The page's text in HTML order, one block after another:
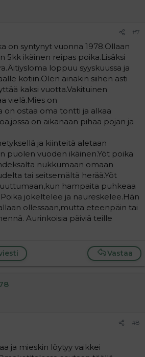
#7
on syntynyt vuonna 1978.Ollaan
5kk ikäinen reipas poika.Lisäksi
loppuu syyskuussa ja
kotiin.Olen ainakin siihen asti
kaksi vuotta.Vakituinen
vielä.Mies on
on ostaa oma tontti ja alkaa
on aikanaan pihaa pojan ja
ja kiinteitä aletaan
puolen vuoden ikäinen.Yöt poika
nukkumaan omaan
tai seitsemältä herää.Yöt
hampaita puhkeaa
jokeltelee ja naureskelee.Hän
ollessaan,mutta eteenpäin tai
Aurinkoisia päiviä teille
Vastaa
#8
ja mieskin löytyy vaikkei